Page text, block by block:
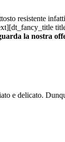
resistente
la nostra
e delicato.